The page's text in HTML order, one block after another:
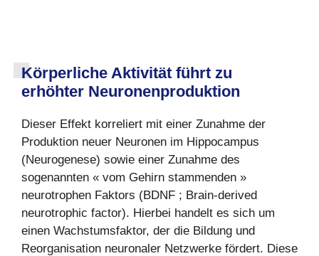
Körperliche Aktivität führt zu
erhöhter Neuronenproduktion
Dieser Effekt korreliert mit einer Zunahme der
Produktion neuer Neuronen im Hippocampus
(Neurogenese) sowie einer Zunahme des
sogenannten « vom Gehirn stammenden »
neurotrophen Faktors (BDNF ; Brain-derived
neurotrophic factor). Hierbei handelt es sich um
einen Wachstumsfaktor, der die Bildung und
Reorganisation neuronaler Netzwerke fördert. Diese